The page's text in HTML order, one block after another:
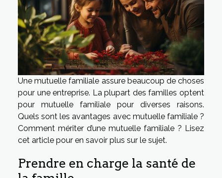
Une mutuelle familiale assure beaucoup de choses
pour une entreprise. La plupart des familles optent
pour mutuelle familiale pour diverses raisons.
Quels sont les avantages avec mutuelle familiale ?
Comment mériter d’une mutuelle familiale ? Lisez
cet article pour en savoir plus sur le sujet.
Prendre en charge la santé de